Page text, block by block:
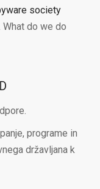
society
What do we do
programe in
državljana k